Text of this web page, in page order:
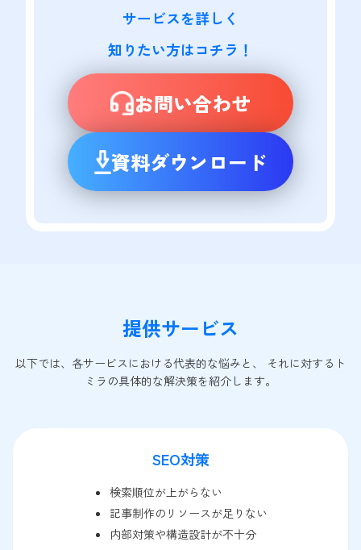
サービスを詳しく
知りたい方はコチラ！
お問い合わせ
資料ダウンロード
提供サービス
以下では、各サービスにおける代表的な悩みと、 それに対するト
ミラの具体的な解決策を紹介します。
SEO対策
検索順位が上がらない
記事制作のリソースが足りない
内部対策や構造設計が不十分